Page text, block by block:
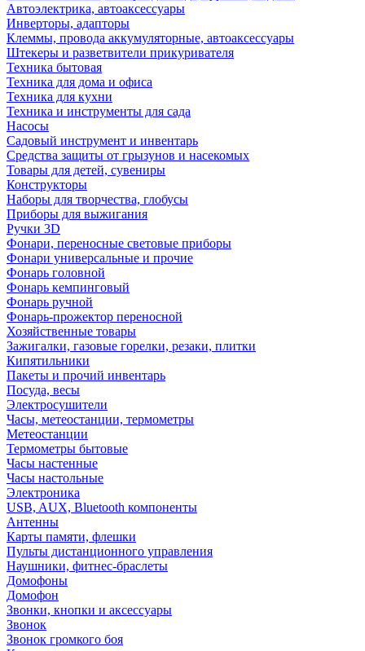
Автоэлектрика, автоаксессуары
Инверторы, адапторы
Клеммы, провода аккумуляторные, автоаксессуары
Штекеры и разветвители прикуривателя
Техника бытовая
Техника для дома и офиса
Техника для кухни
Техника и инструменты для сада
Насосы
Садовый инструмент и инвентарь
Средства защиты от грызунов и насекомых
Товары для детей, сувениры
Конструкторы
Наборы для творчества, глобусы
Приборы для выжигания
Ручки 3D
Фонари, переносные световые приборы
Фонари универсальные и прочие
Фонарь головной
Фонарь кемпинговый
Фонарь ручной
Фонарь-прожектор переносной
Хозяйственные товары
Зажигалки, газовые горелки, резаки, плитки
Кипятильники
Пакеты и прочий инвентарь
Посуда, весы
Электросушители
Часы, метеостанции, термометры
Метеостанции
Термометры бытовые
Часы настенные
Часы настольные
Электроника
USB, AUX, Bluetooth компоненты
Антенны
Карты памяти, флешки
Пульты дистанционного управления
Наушники, фитнес-браслеты
Домофоны
Домофон
Звонки, кнопки и аксессуары
Звонок
Звонок громкого боя